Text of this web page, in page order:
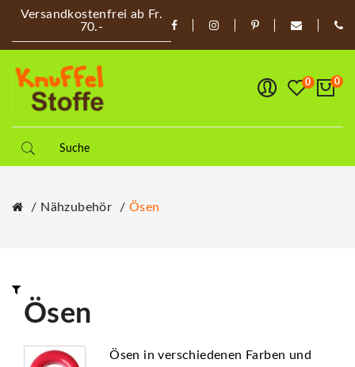
Versandkostenfrei ab Fr.
70.-
0 0
Nähzubehör Ösen
Ösen
Ösen in verschiedenen Farben und